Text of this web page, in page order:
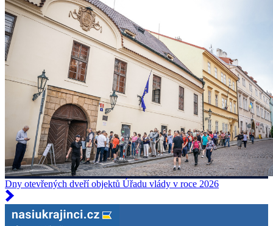
Dny otevřených dveří objektů Úřadu vlády v roce 2026